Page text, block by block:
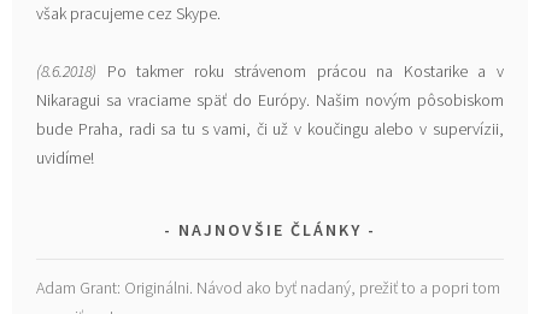
však pracujeme cez Skype.
(8.6.2018) Po takmer roku strávenom prácou na Kostarike a v
Nikaragui sa vraciame späť do Európy. Našim novým pôsobiskom
bude Praha, radi sa tu s vami, či už v koučingu alebo v supervízii,
uvidíme!
NAJNOVŠIE ČLÁNKY
Adam Grant: Originálni. Návod ako byť nadaný, prežiť to a popri tom